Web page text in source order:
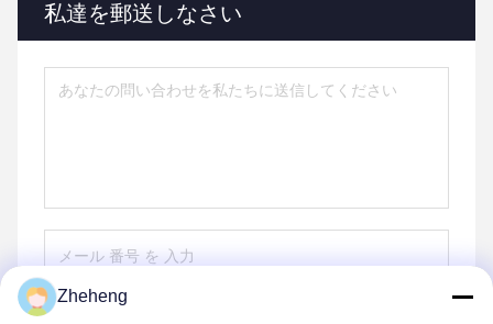
私達を郵送しなさい
Zheheng